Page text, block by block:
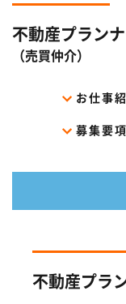
不動産プラン
（売買仲介）
お仕事
募集要項
不動産プラ